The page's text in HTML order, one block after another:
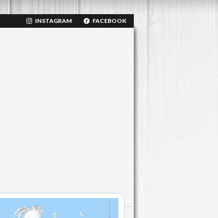
INSTAGRAM FACEBOOK